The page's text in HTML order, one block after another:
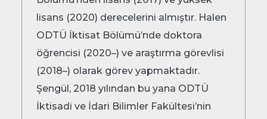
lisans (2020) derecelerini almıştır. Halen
ODTÜ İktisat Bölümü’nde doktora
öğrencisi (2020–) ve araştırma görevlisi
(2018–) olarak görev yapmaktadır.
Şengül, 2018 yılından bu yana ODTÜ
İktisadi ve İdari Bilimler Fakültesi’nin